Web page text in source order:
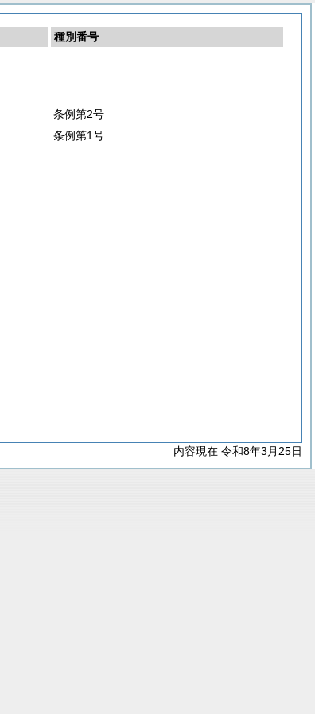
種別番号
条例第2号
条例第1号
内容現在 令和8年3月25日